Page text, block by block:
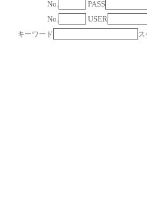
No.
PASS
No.
USER
キーワード